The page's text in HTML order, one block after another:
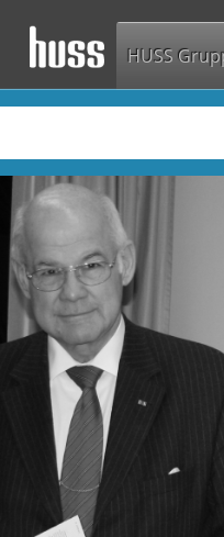
HUSS